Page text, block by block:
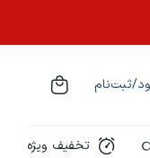
ثبت‌نام
تخفیف ویژه